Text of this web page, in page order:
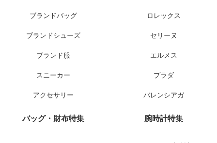
ブランドバッグ
ブランドシューズ
ブランド服
スニーカー
アクセサリー
ロレックス
セリーヌ
エルメス
プラダ
バレンシアガ
バッグ・財布特集 腕時計特集